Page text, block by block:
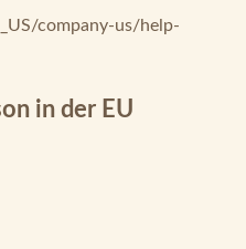
company-us/help-
in der EU